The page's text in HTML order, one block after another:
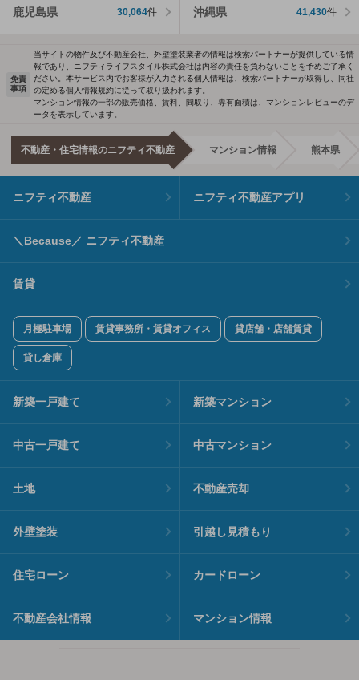
鹿児島県 30,064件 沖縄県 41,430件
免責
事項
当サイトの物件及び不動産会社、外壁塗装業者の情報は検索パートナーが提供している情
報であり、ニフティライフスタイル株式会社は内容の責任を負わないことを予めご了承く
ださい。本サービス内でお客様が入力される個人情報は、検索パートナーが取得し、同社
の定める個人情報規約に従って取り扱われます。
マンション情報の一部の販売価格、賃料、間取り、専有面積は、マンションレビューのデ
ータを表示しています。
不動産・住宅情報のニフティ不動産 マンション情報 熊本県
ニフティ不動産 ニフティ不動産アプリ
＼Because／ ニフティ不動産
賃貸
月極駐車場 賃貸事務所・賃貸オフィス 貸店舗・店舗賃貸
貸し倉庫
新築一戸建て 新築マンション
中古一戸建て 中古マンション
土地 不動産売却
外壁塗装 引越し見積もり
住宅ローン カードローン
不動産会社情報 マンション情報